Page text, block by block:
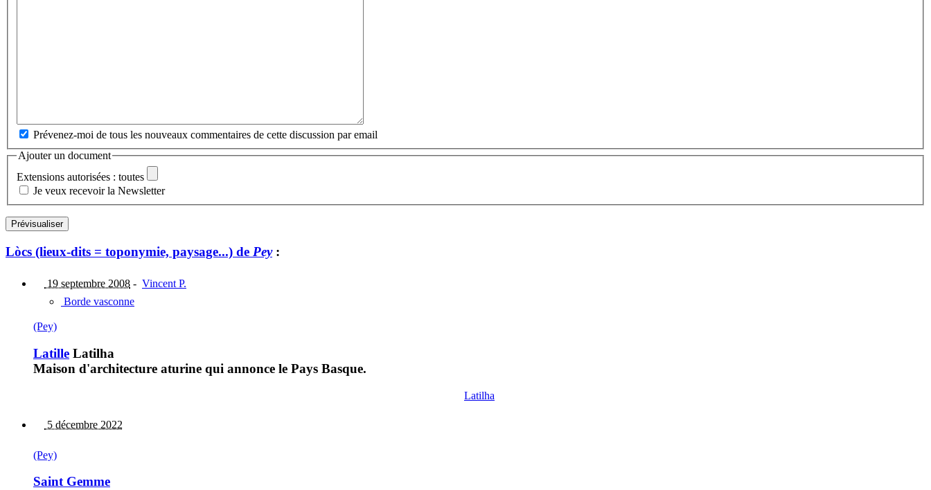
Prévenez-moi de tous les nouveaux commentaires de cette discussion par email
Ajouter un document
Extensions autorisées : toutes
Je veux recevoir la Newsletter
Lòcs (lieux-dits = toponymie, paysage...) de Pey:
19 septembre 2008 - Vincent P.
Borde vasconne
(Pey)
Latille Latilha
Maison d'architecture aturine qui annonce le Pays Basque.
Latilha
5 décembre 2022
(Pey)
Saint Gemme